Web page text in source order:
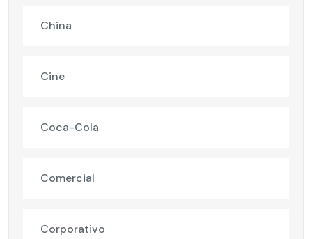
China
Cine
Coca-Cola
Comercial
Corporativo